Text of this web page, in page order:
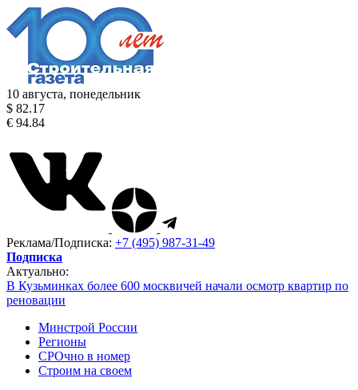
10 августа, понедельник
$ 82.17
€ 94.84
Реклама/Подписка: +7 (495) 987-31-49
Подписка
Актуально:
В Кузьминках более 600 москвичей начали осмотр квартир по
реновации
Минстрой России
Регионы
СРОчно в номер
Строим на своем